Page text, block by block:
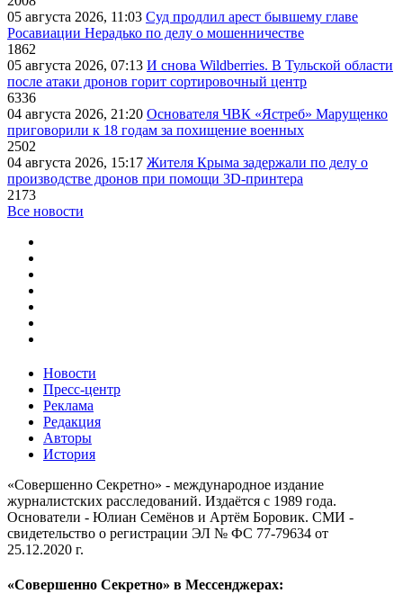
05 августа 2026, 11:03 Суд продлил арест бывшему главе
Росавиации Нерадько по делу о мошенничестве
1862
05 августа 2026, 07:13 И снова Wildberries. В Тульской области
после атаки дронов горит сортировочный центр
6336
04 августа 2026, 21:20 Основателя ЧВК «Ястреб» Марущенко
приговорили к 18 годам за похищение военных
2502
04 августа 2026, 15:17 Жителя Крыма задержали по делу о
производстве дронов при помощи 3D‑принтера
2173
Все новости
Новости
Пресс-центр
Реклама
Редакция
Авторы
История
«Совершенно Секретно» - международное издание
журналистских расследований. Издаётся с 1989 года.
Основатели - Юлиан Семёнов и Артём Боровик. CМИ -
свидетельство о регистрации ЭЛ № ФС 77-79634 от
25.12.2020 г.
«Совершенно Секретно» в Мессенджерах: